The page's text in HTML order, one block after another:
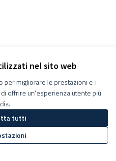
nel sito web
per migliorare le prestazioni e i
offrire un'esperienza utente più
tutti